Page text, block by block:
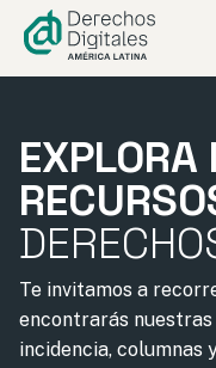
contenido
EXPLORA
Te invitamos a
encontrarás
incidencia, columnas